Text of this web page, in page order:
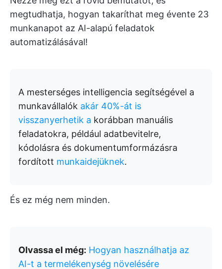
megtudhatja, hogyan takaríthat meg évente 23
munkanapot az AI-alapú feladatok
automatizálásával!
A mesterséges intelligencia segítségével a
munkavállalók akár 40%-át is
visszanyerhetik a korábban manuális
feladatokra, például adatbevitelre,
kódolásra és dokumentumformázásra
fordított munkaidejüknek.
És ez még nem minden.
Olvassa el még: Hogyan használhatja az
AI-t a termelékenység növelésére